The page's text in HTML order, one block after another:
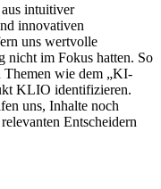
aus intuitiver
innovativen
uns wertvolle
nicht im Fokus hatten. So
Themen wie dem „KI-
KLIO identifizieren.
uns, Inhalte noch
Entscheidern